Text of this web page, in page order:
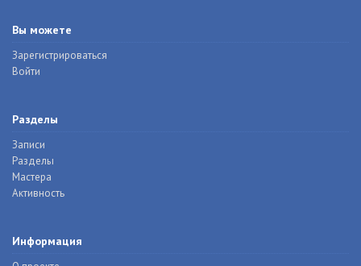
Вы можете
Зарегистрироваться
Войти
Разделы
Записи
Разделы
Мастера
Активность
Информация